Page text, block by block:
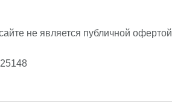
не является публичной офертой